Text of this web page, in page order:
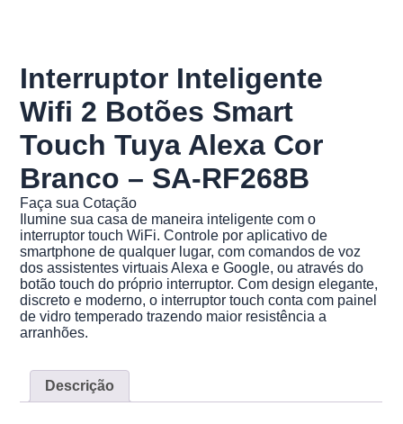
Interruptor Inteligente
Wifi 2 Botões Smart
Touch Tuya Alexa Cor
Branco – SA-RF268B
Faça sua Cotação
Ilumine sua casa de maneira inteligente com o
interruptor touch WiFi. Controle por aplicativo de
smartphone de qualquer lugar, com comandos de voz
dos assistentes virtuais Alexa e Google, ou através do
botão touch do próprio interruptor. Com design elegante,
discreto e moderno, o interruptor touch conta com painel
de vidro temperado trazendo maior resistência a
arranhões.
Descrição